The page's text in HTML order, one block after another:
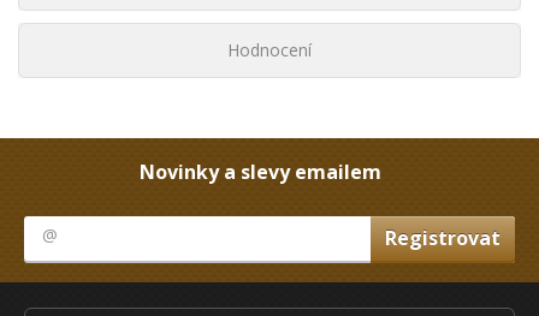
Hodnocení
Novinky a slevy emailem